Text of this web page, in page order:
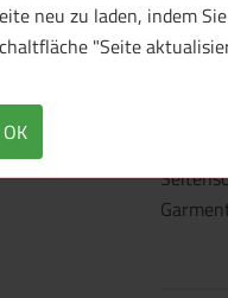
neu zu laden, indem
"Seite
OK
mit 2